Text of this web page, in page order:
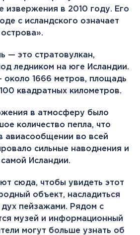
извержения в 2010 году. Его
с исландского означает
— это стратовулкан,
ледником на юге Исландии.
около 1666 метров, площадь
квадратных километров.
в атмосферу было
количество пепла, что
авиасообщении во всей
сильные наводнения и
Исландии.
сюда, чтобы увидеть этот
объект, насладиться
пейзажами. Рядом с
музей и информационный
могут больше узнать об